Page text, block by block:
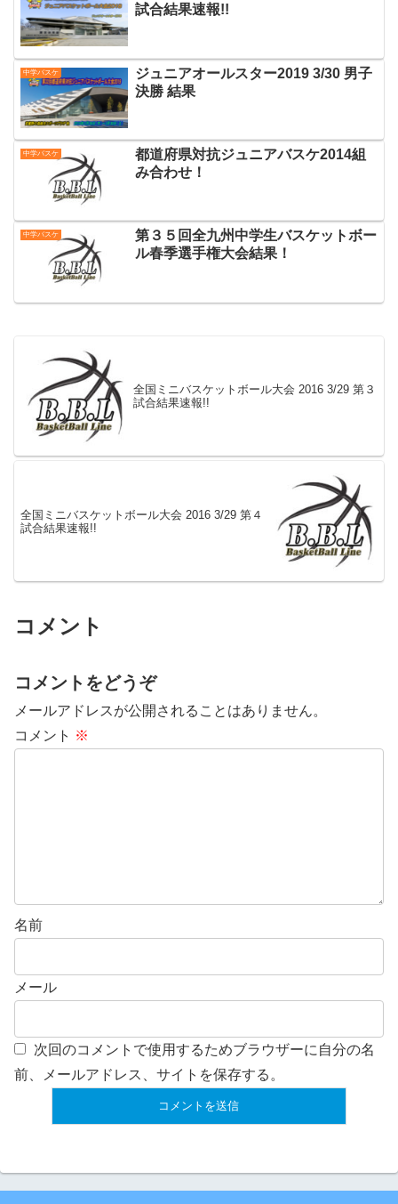
試合結果速報!!
中学バスケ
ジュニアオールスター2019 3/30 男子
決勝 結果
中学バスケ
都道府県対抗ジュニアバスケ2014組
み合わせ！
中学バスケ
第３５回全九州中学生バスケットボー
ル春季選手権大会結果！
全国ミニバスケットボール大会 2016 3/29 第３
試合結果速報!!
全国ミニバスケットボール大会 2016 3/29 第４
試合結果速報!!
コメント
コメントをどうぞ
メールアドレスが公開されることはありません。
コメント ※
名前
メール
次回のコメントで使用するためブラウザーに自分の名
前、メールアドレス、サイトを保存する。